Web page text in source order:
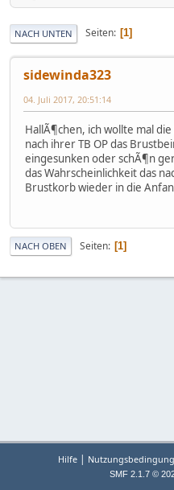
NACH UNTEN Seiten 1
sidewinda323
04. Juli 2017, 20:51:14
HallÃ¶chen, ich wollte mal
nach ihrer TB OP das
eingesunken oder schÃ¶n
das Wahrscheinlichkeit das
Brustkorb wieder in die
NACH OBEN Seiten 1
Hilfe |
SMF 2.1.7 ©